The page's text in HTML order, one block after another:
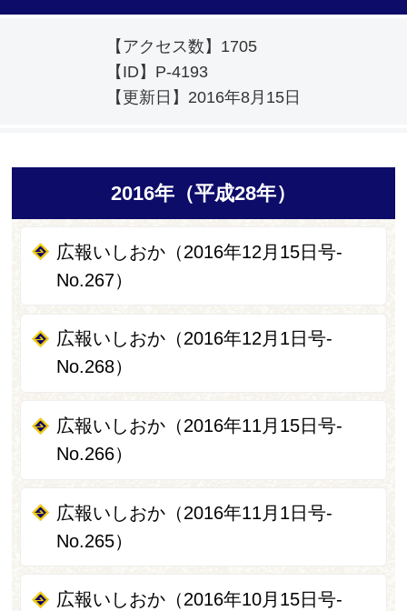
【アクセス数】 1705
【ID】 P-4193
【更新日】 2016年8月15日
2016年（平成28年）
広報いしおか（2016年12月15日号-
No.267）
広報いしおか（2016年12月1日号-
No.268）
広報いしおか（2016年11月15日号-
No.266）
広報いしおか（2016年11月1日号-
No.265）
広報いしおか（2016年10月15日号-